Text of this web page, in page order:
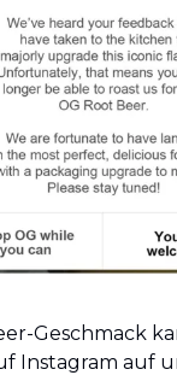
Geschmack
Instagram auf